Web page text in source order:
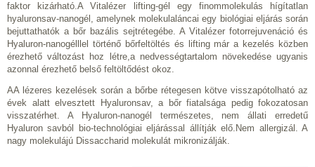
faktor kizárható.A Vitalézer lifting-gél egy finommolekulás hígítatlan
hyaluronsav-nanogél, amelynek molekulaláncai egy biológiai eljárás során
bejuttathatók a bőr bazális sejtrétegébe. A Vitalézer fotorrejuvenáció és
Hyaluron-nanogélllel történő bőrfeltöltés és lifting már a kezelés közben
érezhető változást hoz létre,a nedvességtartalom növekedése ugyanis
azonnal érezhető belső feltöltődést okoz.
AA lézeres kezelések során a bőrbe rétegesen kötve visszapótolható az
évek alatt elvesztett Hyaluronsav, a bőr fiatalsága pedig fokozatosan
visszatérhet. A Hyaluron-nanogél természetes, nem állati erredetű
Hyaluron savból bio-technológiai eljárással állítják elő.Nem allergizál. A
nagy molekulájú Dissaccharid molekulát mikronizálják.